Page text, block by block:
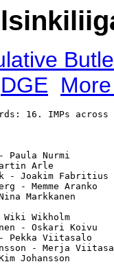
DGE
16. IMPs
Paula Nurmi
Martin Arle
- Joakim
- Memme
Nina Markkanen
Wiki Wikholm
- Oskari
- Pekka
- Merja
Johansson